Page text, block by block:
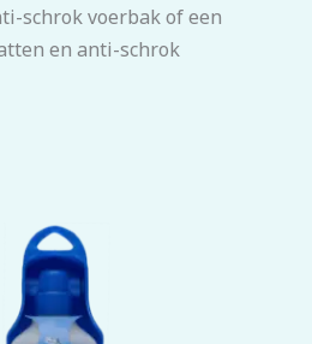
schrok voerbak of een
en anti-schrok